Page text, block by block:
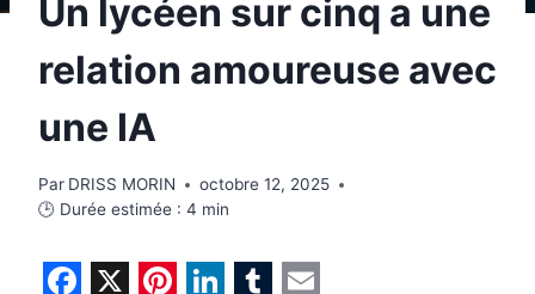
Un lycéen sur cinq a une
relation amoureuse avec
une IA
Par DRISS MORIN
octobre 12, 2025
🕒 Durée estimée : 4 min